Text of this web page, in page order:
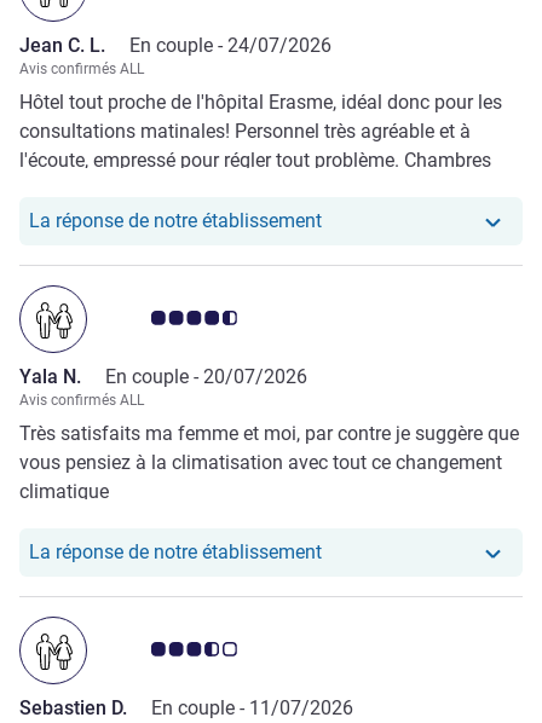
Jean C. L. En couple - 24/07/2026
Avis confirmés ALL
Hôtel tout proche de l'hôpital Erasme, idéal donc pour les
consultations matinales! Personnel très agréable et à
l'écoute, empressé pour régler tout problème. Chambres
La réponse de notre établissementNotre hôtel a repondu au
Note Avis clients 4.5/5
Yala N. En couple - 20/07/2026
Avis confirmés ALL
Très satisfaits ma femme et moi, par contre je suggère que
vous pensiez à la climatisation avec tout ce changement
climatique
La réponse de notre établissementNotre hôtel a repondu au
Note Avis clients 3.5/5
Sebastien D. En couple - 11/07/2026